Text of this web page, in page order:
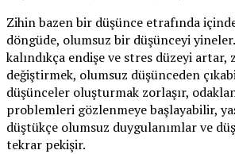
Zihin bazen bir düşünce etrafında
döngüde, olumsuz bir düşünceyi
kalındıkça endişe ve stres düzeyi artar,
değiştirmek, olumsuz düşünceden
düşünceler oluşturmak zorlaşır,
problemleri gözlenmeye başlayabilir,
düştükçe olumsuz duygulanımlar ve
tekrar pekişir.